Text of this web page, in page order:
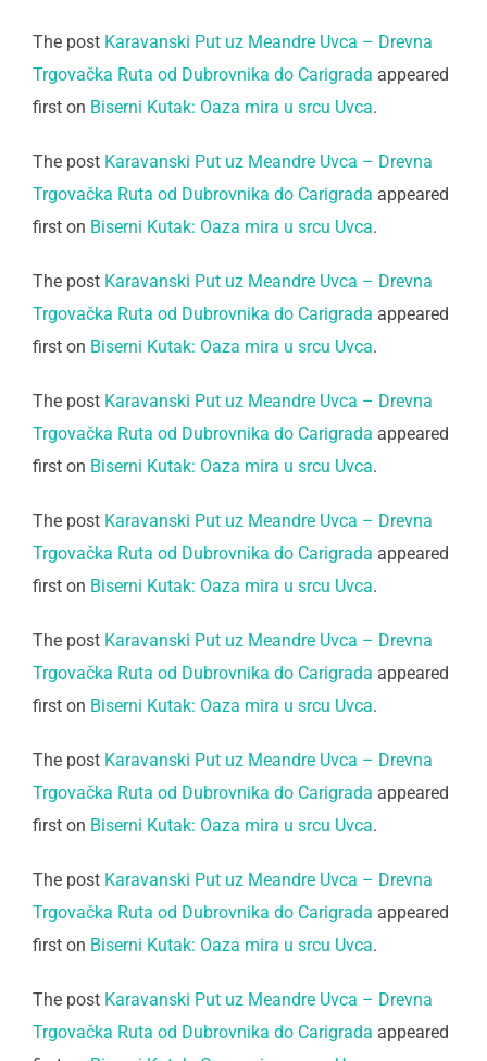
The post Karavanski Put uz Meandre Uvca – Drevna
Trgovačka Ruta od Dubrovnika do Carigrada appeared
first on Biserni Kutak: Oaza mira u srcu Uvca.
The post Karavanski Put uz Meandre Uvca – Drevna
Trgovačka Ruta od Dubrovnika do Carigrada appeared
first on Biserni Kutak: Oaza mira u srcu Uvca.
The post Karavanski Put uz Meandre Uvca – Drevna
Trgovačka Ruta od Dubrovnika do Carigrada appeared
first on Biserni Kutak: Oaza mira u srcu Uvca.
The post Karavanski Put uz Meandre Uvca – Drevna
Trgovačka Ruta od Dubrovnika do Carigrada appeared
first on Biserni Kutak: Oaza mira u srcu Uvca.
The post Karavanski Put uz Meandre Uvca – Drevna
Trgovačka Ruta od Dubrovnika do Carigrada appeared
first on Biserni Kutak: Oaza mira u srcu Uvca.
The post Karavanski Put uz Meandre Uvca – Drevna
Trgovačka Ruta od Dubrovnika do Carigrada appeared
first on Biserni Kutak: Oaza mira u srcu Uvca.
The post Karavanski Put uz Meandre Uvca – Drevna
Trgovačka Ruta od Dubrovnika do Carigrada appeared
first on Biserni Kutak: Oaza mira u srcu Uvca.
The post Karavanski Put uz Meandre Uvca – Drevna
Trgovačka Ruta od Dubrovnika do Carigrada appeared
first on Biserni Kutak: Oaza mira u srcu Uvca.
The post Karavanski Put uz Meandre Uvca – Drevna
Trgovačka Ruta od Dubrovnika do Carigrada appeared